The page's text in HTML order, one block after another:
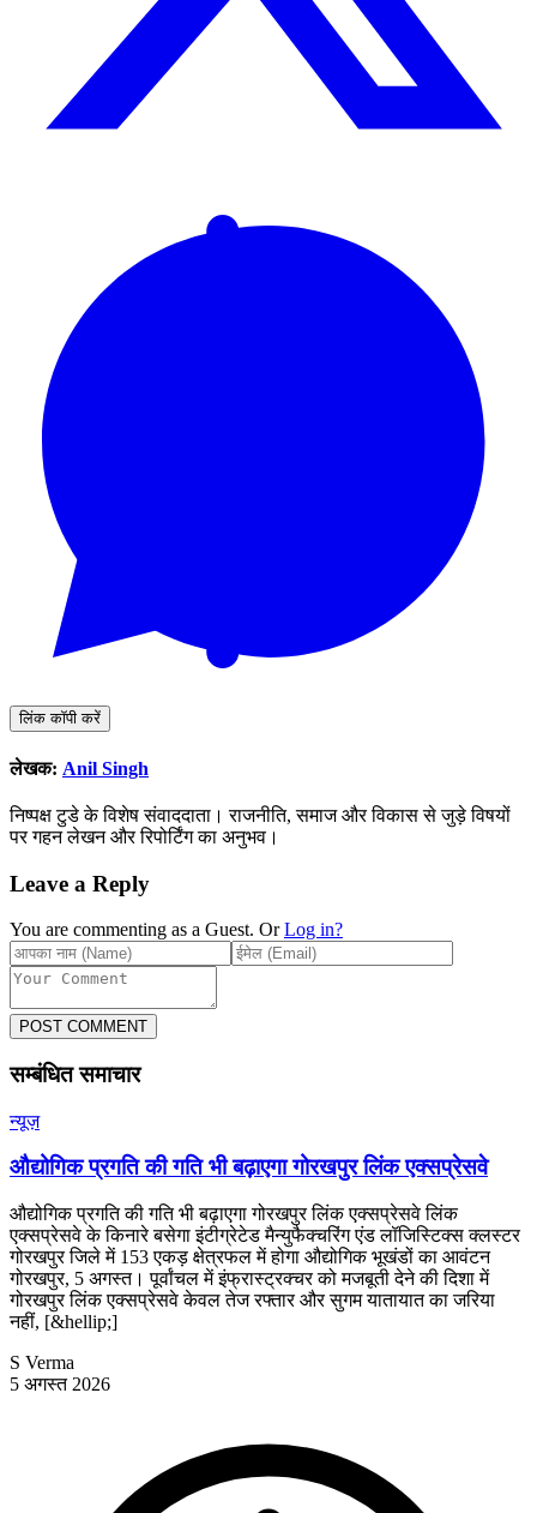
लिंक कॉपी करें
लेखक: Anil Singh
निष्पक्ष टुडे के विशेष संवाददाता। राजनीति, समाज और विकास से जुड़े विषयों
पर गहन लेखन और रिपोर्टिंग का अनुभव।
Leave a Reply
You are commenting as a Guest. Or Log in?
POST COMMENT
सम्बंधित समाचार
न्यूज़
औद्योगिक प्रगति की गति भी बढ़ाएगा गोरखपुर लिंक एक्सप्रेसवे
औद्योगिक प्रगति की गति भी बढ़ाएगा गोरखपुर लिंक एक्सप्रेसवे लिंक
एक्सप्रेसवे के किनारे बसेगा इंटीग्रेटेड मैन्युफैक्चरिंग एंड लॉजिस्टिक्स क्लस्टर
गोरखपुर जिले में 153 एकड़ क्षेत्रफल में होगा औद्योगिक भूखंडों का आवंटन
गोरखपुर, 5 अगस्त। पूर्वांचल में इंफ्रास्ट्रक्चर को मजबूती देने की दिशा में
गोरखपुर लिंक एक्सप्रेसवे केवल तेज रफ्तार और सुगम यातायात का जरिया
नहीं, [&hellip;]
S Verma
5 अगस्त 2026